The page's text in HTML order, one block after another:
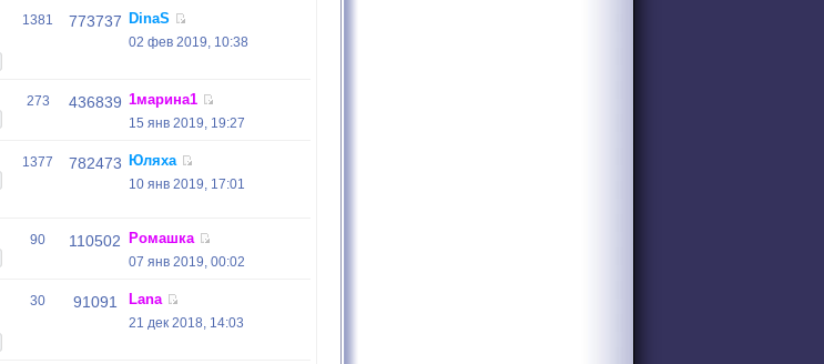
1381 773737 DinaS
02 фев 2019, 10:38
273 436839 1марина1
15 янв 2019, 19:27
1377 782473 Юляха
10 янв 2019, 17:01
90 110502 Ромашка
07 янв 2019, 00:02
30 91091 Lana
21 дек 2018, 14:03